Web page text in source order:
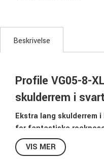
Beskrivelse
Profile VG05-8-
skulderrem i
Ekstra lang skulderrem
for fantastiske
Ønsker du å spille
knærne? Da er dette
VIS MER